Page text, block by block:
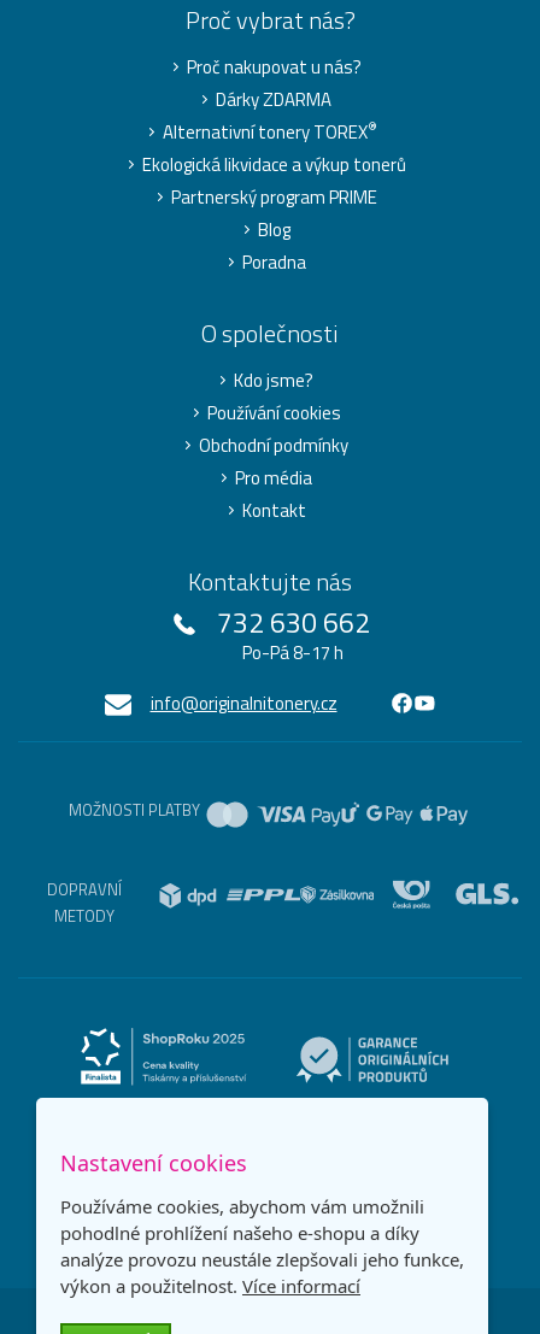
Proč vybrat nás?
Proč nakupovat u nás?
Dárky ZDARMA
Alternativní tonery TOREX®
Ekologická likvidace a výkup tonerů
Partnerský program PRIME
Blog
Poradna
O společnosti
Kdo jsme?
Používání cookies
Obchodní podmínky
Pro média
Kontakt
Kontaktujte nás
732 630 662
Po-Pá 8-17 h
info@originalnitonery.cz
MOŽNOSTI PLATBY
DOPRAVNÍ
METODY
Nastavení cookies
Používáme cookies, abychom vám umožnili
pohodlné prohlížení našeho e-shopu a díky
analýze provozu neustále zlepšovali jeho funkce,
výkon a použitelnost. Více informací